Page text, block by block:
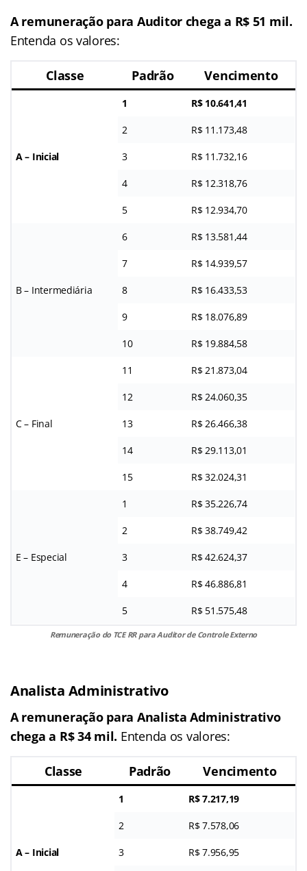
A remuneração para Auditor chega a R$ 51 mil.
Entenda os valores:
Classe Padrão Vencimento
A – Inicial
1 R$ 10.641,41
2 R$ 11.173,48
3 R$ 11.732,16
4 R$ 12.318,76
5 R$ 12.934,70
B – Intermediária
6 R$ 13.581,44
7 R$ 14.939,57
8 R$ 16.433,53
9 R$ 18.076,89
10 R$ 19.884,58
C – Final
11 R$ 21.873,04
12 R$ 24.060,35
13 R$ 26.466,38
14 R$ 29.113,01
15 R$ 32.024,31
E – Especial
1 R$ 35.226,74
2 R$ 38.749,42
3 R$ 42.624,37
4 R$ 46.886,81
5 R$ 51.575,48
Remuneração do TCE RR para Auditor de Controle Externo
Analista Administrativo
A remuneração para Analista Administrativo
chega a R$ 34 mil. Entenda os valores:
Classe Padrão Vencimento
A – Inicial
1 R$ 7.217,19
2 R$ 7.578,06
3 R$ 7.956,95